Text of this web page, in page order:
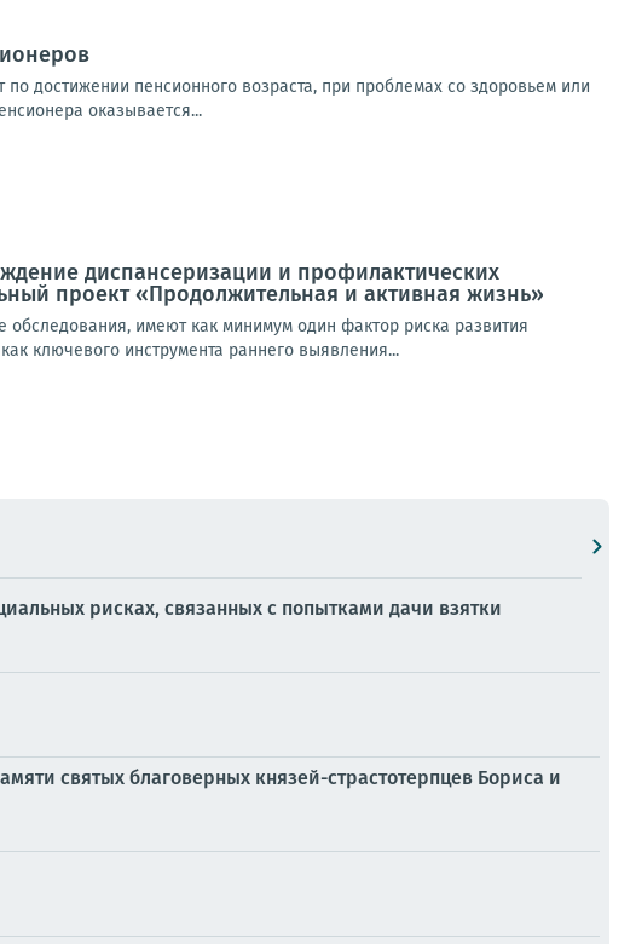
достижении пенсионного возраста, при проблемах со здоровьем или
оказывается...
диспансеризации и профилактических
проект «Продолжительная и активная жизнь»
имеют как минимум один фактор риска развития
ключевого инструмента раннего выявления...
рисках, связанных с попытками дачи взятки
святых благоверных князей-страстотерпцев Бориса и